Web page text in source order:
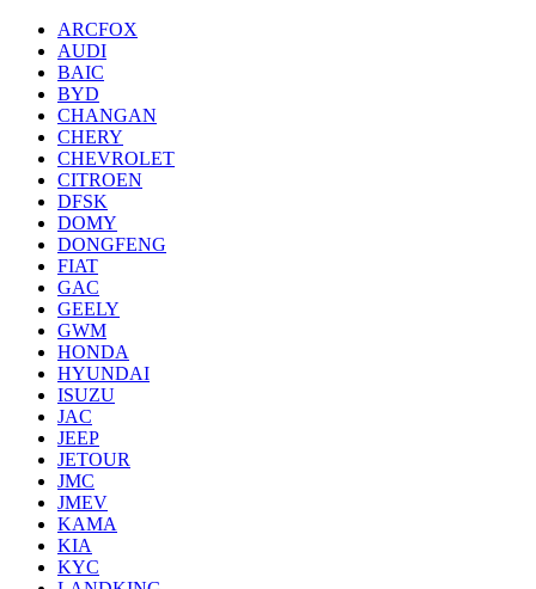
ARCFOX
AUDI
BAIC
BYD
CHANGAN
CHERY
CHEVROLET
CITROEN
DFSK
DOMY
DONGFENG
FIAT
GAC
GEELY
GWM
HONDA
HYUNDAI
ISUZU
JAC
JEEP
JETOUR
JMC
JMEV
KAMA
KIA
KYC